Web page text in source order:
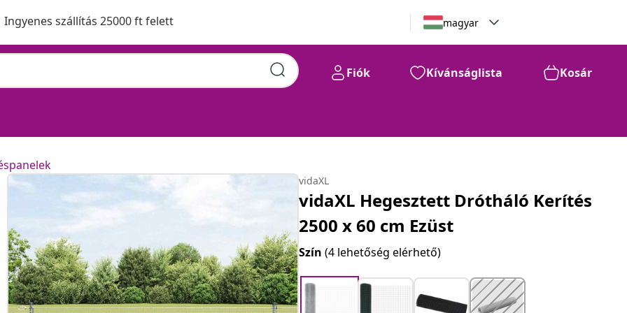
Ingyenes szállítás 25000 ft felett magyar
Fiók Kívánságlista Kosár
vidaXL
vidaXL Hegesztett Drótháló Kerítés
2500 x 60 cm Ezüst
Szín(4 lehetőség elérhető)